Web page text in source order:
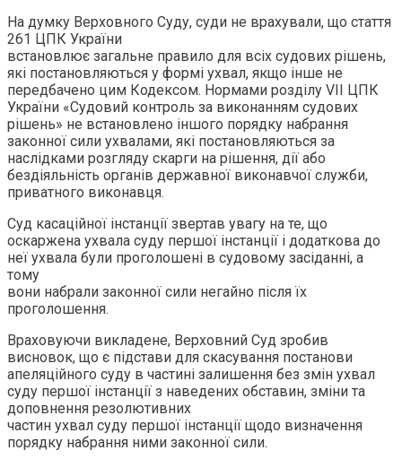
На думку Верховного Суду, суди не врахували, що стаття
261 ЦПК України
встановлює загальне правило для всіх судових рішень,
які постановляються у формі ухвал, якщо інше не
передбачено цим Кодексом. Нормами розділу VІІ ЦПК
України «Судовий контроль за виконанням судових
рішень» не встановлено іншого порядку набрання
законної сили ухвалами, які постановляються за
наслідками розгляду скарги на рішення, дії або
бездіяльність органів державної виконавчої служби,
приватного виконавця.
Суд касаційної інстанції звертав увагу на те, що
оскаржена ухвала суду першої інстанції і додаткова до
неї ухвала були проголошені в судовому засіданні, а
тому
вони набрали законної сили негайно після їх
проголошення.
Враховуючи викладене, Верховний Суд зробив
висновок, що є підстави для скасування постанови
апеляційного суду в частині залишення без змін ухвал
суду першої інстанції з наведених обставин, зміни та
доповнення резолютивних
частин ухвал суду першої інстанції щодо визначення
порядку набрання ними законної сили.